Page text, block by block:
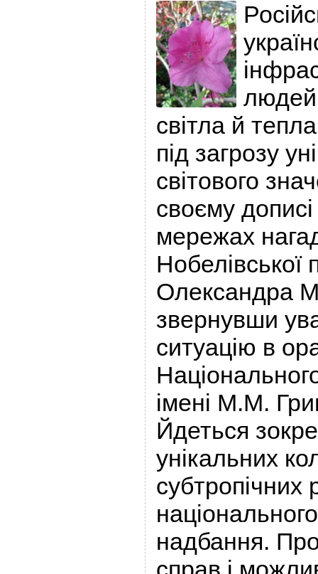
світла й
під загрозу
світового
своєму
мережах
Нобелівської
Олександра
звернувши
ситуацію в
імені М.М.
Йдеться
унікальних
надбання.